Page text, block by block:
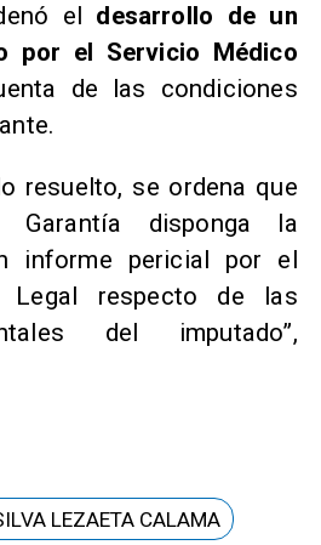
el desarrollo de un
por el Servicio Médico
de las condiciones
resuelto, se ordena que
disponga la
informe pericial por el
Legal respecto de las
del imputado”,
LEZAETA CALAMA